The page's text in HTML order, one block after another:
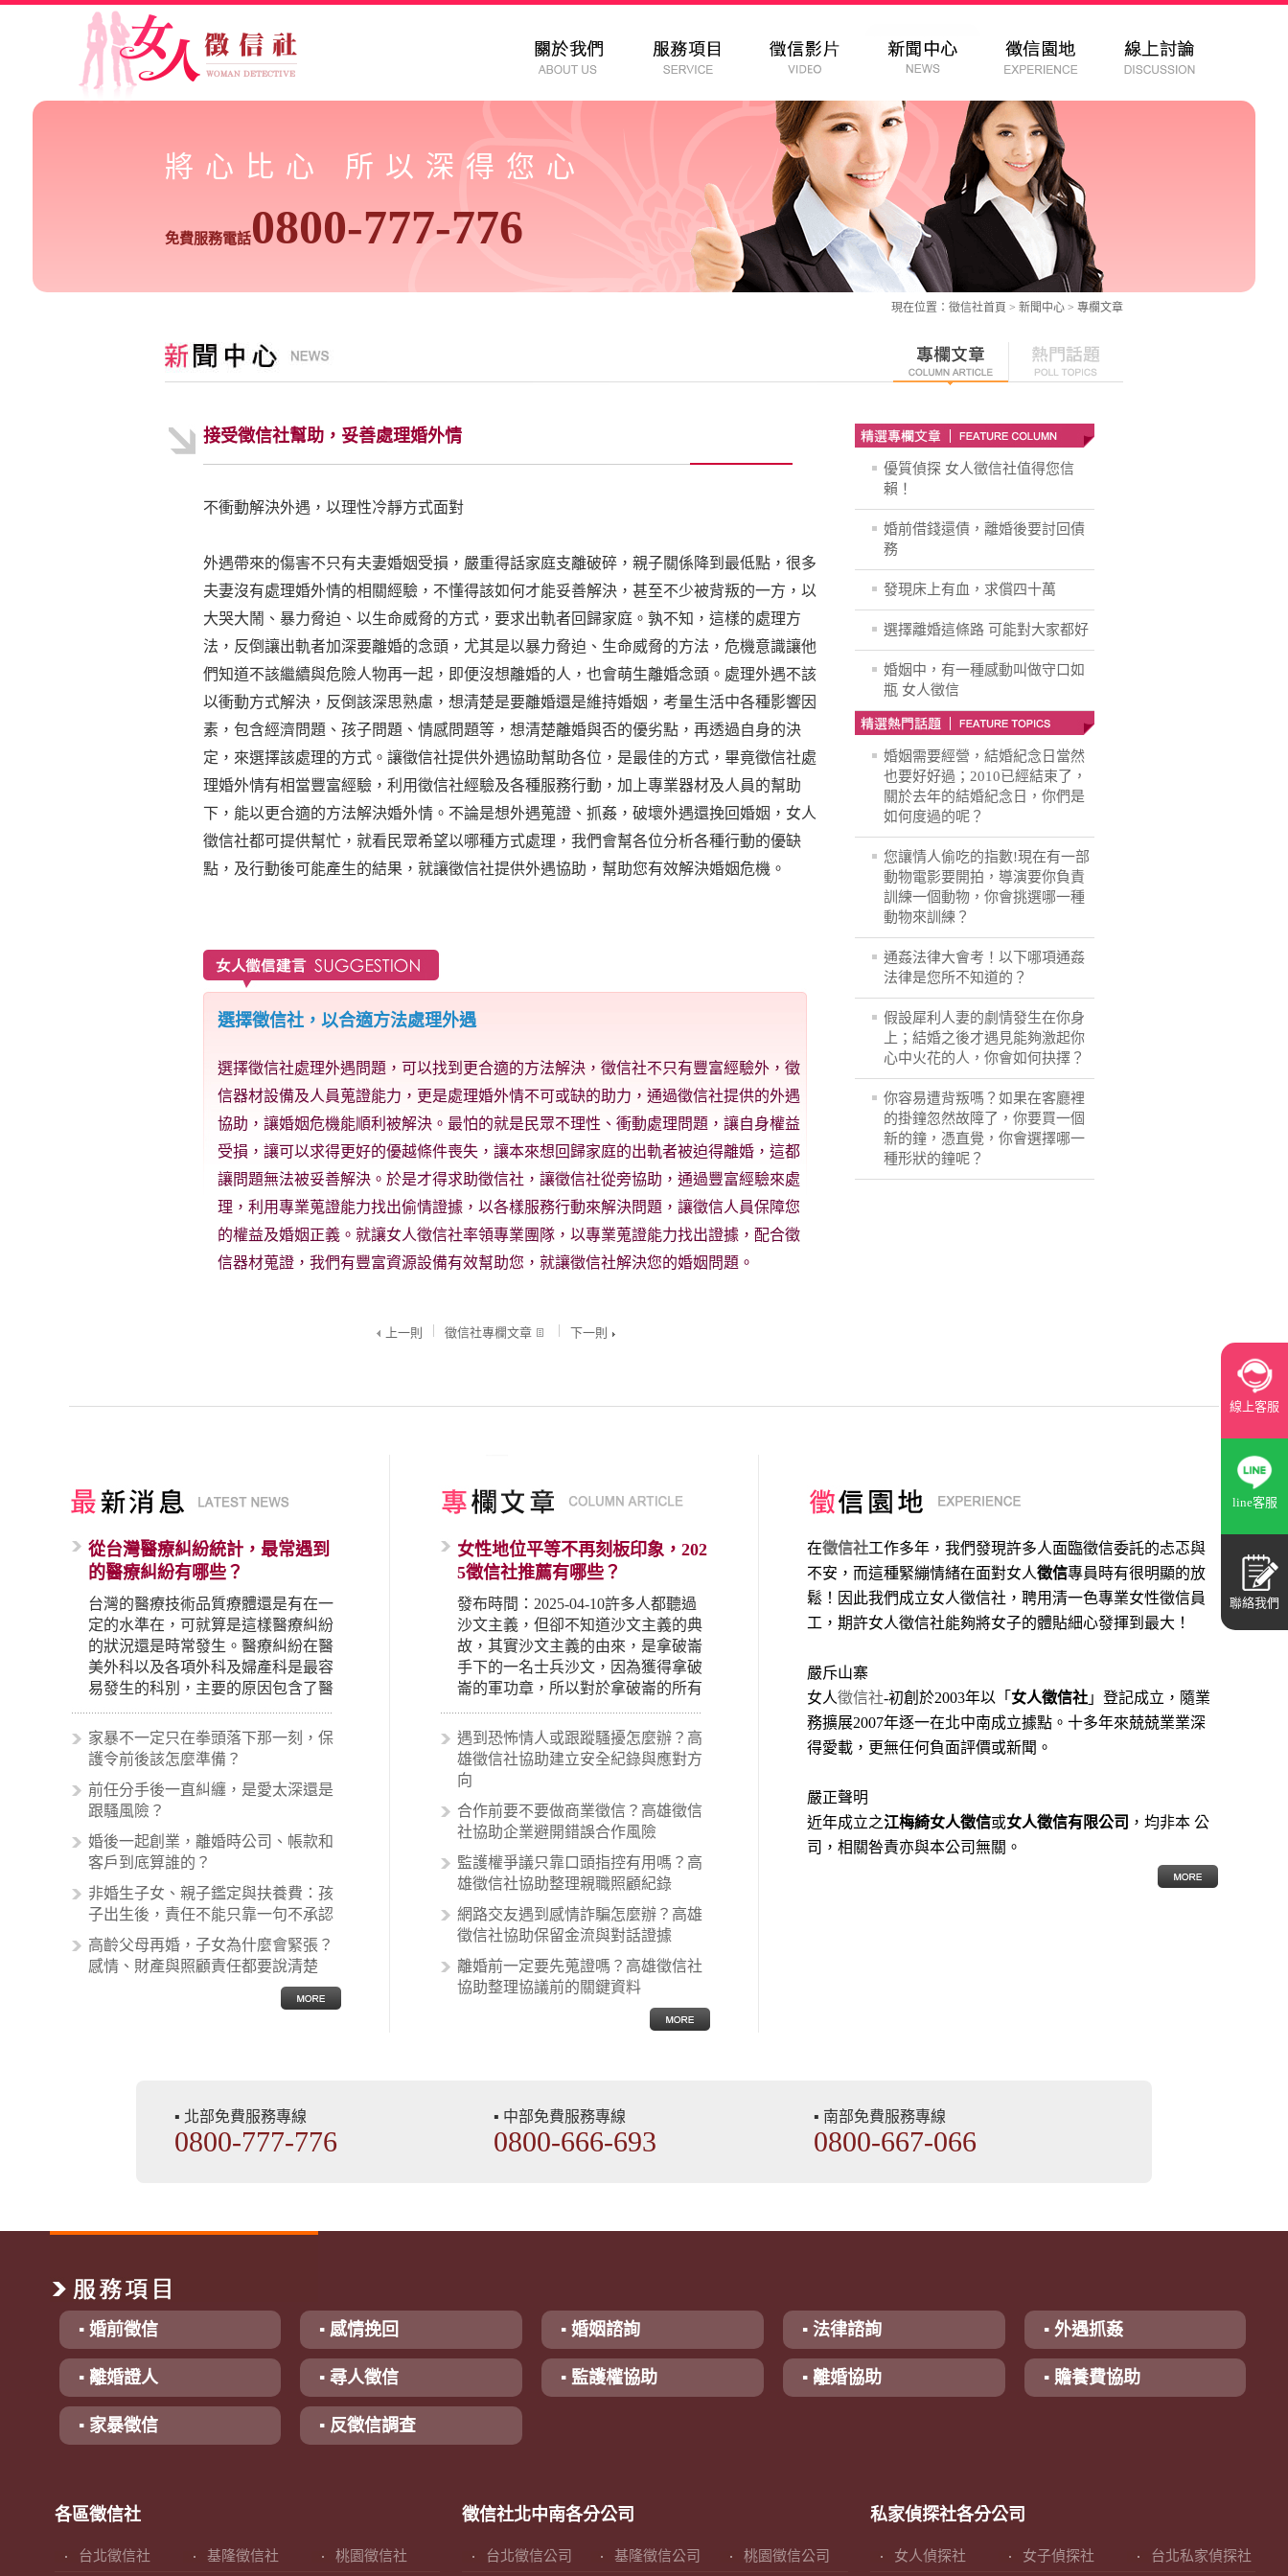
將心比心 所以深得您心
免費服務電話0800-777-776
線上客服
line客服
聯絡我們
現在位置： 徵信社首頁 > 新聞中心 > 專欄文章
接受徵信社幫助，妥善處理婚外情
不衝動解決外遇，以理性冷靜方式面對
外遇帶來的傷害不只有夫妻婚姻受損，嚴重得話家庭支離破碎，親子關係降到最低點，很多
夫妻沒有處理婚外情的相關經驗，不懂得該如何才能妥善解決，甚至不少被背叛的一方，以
大哭大鬧、暴力脅迫、以生命威脅的方式，要求出軌者回歸家庭。孰不知，這樣的處理方
法，反倒讓出軌者加深要離婚的念頭，尤其是以暴力脅迫、生命威脅的方法，危機意識讓他
們知道不該繼續與危險人物再一起，即便沒想離婚的人，也會萌生離婚念頭。處理外遇不該
以衝動方式解決，反倒該深思熟慮，想清楚是要離婚還是維持婚姻，考量生活中各種影響因
素，包含經濟問題、孩子問題、情感問題等，想清楚離婚與否的優劣點，再透過自身的決
定，來選擇該處理的方式。讓徵信社提供外遇協助幫助各位，是最佳的方式，畢竟徵信社處
理婚外情有相當豐富經驗，利用徵信社經驗及各種服務行動，加上專業器材及人員的幫助
下，能以更合適的方法解決婚外情。不論是想外遇蒐證、抓姦，破壞外遇還挽回婚姻，女人
徵信社都可提供幫忙，就看民眾希望以哪種方式處理，我們會幫各位分析各種行動的優缺
點，及行動後可能產生的結果，就讓徵信社提供外遇協助，幫助您有效解決婚姻危機。
選擇徵信社，以合適方法處理外遇
選擇徵信社處理外遇問題，可以找到更合適的方法解決，徵信社不只有豐富經驗外，徵
信器材設備及人員蒐證能力，更是處理婚外情不可或缺的助力，通過徵信社提供的外遇
協助，讓婚姻危機能順利被解決。最怕的就是民眾不理性、衝動處理問題，讓自身權益
受損，讓可以求得更好的優越條件喪失，讓本來想回歸家庭的出軌者被迫得離婚，這都
讓問題無法被妥善解決。於是才得求助徵信社，讓徵信社從旁協助，通過豐富經驗來處
理，利用專業蒐證能力找出偷情證據，以各樣服務行動來解決問題，讓徵信人員保障您
的權益及婚姻正義。就讓女人徵信社率領專業團隊，以專業蒐證能力找出證據，配合徵
信器材蒐證，我們有豐富資源設備有效幫助您，就讓徵信社解決您的婚姻問題。
上一則 徵信社專欄文章 下一則
優質偵探 女人徵信社值得您信
賴！
婚前借錢還債，離婚後要討回債
務
發現床上有血，求償四十萬
選擇離婚這條路 可能對大家都好
婚姻中，有一種感動叫做守口如
瓶 女人徵信
婚姻需要經營，結婚紀念日當然
也要好好過；2010已經結束了，
關於去年的結婚紀念日，你們是
如何度過的呢？
您讓情人偷吃的指數!現在有一部
動物電影要開拍，導演要你負責
訓練一個動物，你會挑選哪一種
動物來訓練？
通姦法律大會考！以下哪項通姦
法律是您所不知道的？
假設犀利人妻的劇情發生在你身
上；結婚之後才遇見能夠激起你
心中火花的人，你會如何抉擇？
你容易遭背叛嗎？如果在客廳裡
的掛鐘忽然故障了，你要買一個
新的鐘，憑直覺，你會選擇哪一
種形狀的鐘呢？
從台灣醫療糾紛統計，最常遇到
的醫療糾紛有哪些？
台灣的醫療技術品質療體還是有在一
定的水準在，可就算是這樣醫療糾紛
的狀況還是時常發生。醫療糾紛在醫
美外科以及各項外科及婦產科是最容
易發生的科別，主要的原因包含了醫
生未盡告知義務、醫療處置疏失、手
術疏失、術後照顧失當、醫療費用的
收取。雖然醫學進步，但醫生與病患
案例中最後都走向訴訟流程，我們如
果不幸遇到相關醫療糾紛時究竟該怎
麼處理呢？醫療糾紛相關的內容其實
非常多，有些案例…
家暴不一定只在拳頭落下那一刻，保
護令前後該怎麼準備？
前任分手後一直糾纏，是愛太深還是
跟騷風險？
婚後一起創業，離婚時公司、帳款和
客戶到底算誰的？
非婚生子女、親子鑑定與扶養費：孩
子出生後，責任不能只靠一句不承認
高齡父母再婚，子女為什麼會緊張？
感情、財產與照顧責任都要說清楚
女性地位平等不再刻板印象，202
5徵信社推薦有哪些？
發布時間：2025-04-10許多人都聽過
沙文主義，但卻不知道沙文主義的典
故，其實沙文主義的由來，是拿破崙
手下的一名士兵沙文，因為獲得拿破
崙的軍功章，所以對於拿破崙的所有
事蹟和政策產生狂熱崇拜，形成偏執
的狀況，所以沙文主義後來就被拿來
暗指偏見和歧視，而且有沙文主義傾
向的人，通常對於自己的國家和民族
國家的人，所以沙文主義也廣泛應用
在種族歧視的說法，甚至還出現了男
性沙文…
遇到恐怖情人或跟蹤騷擾怎麼辦？高
雄徵信社協助建立安全紀錄與應對方
向
合作前要不要做商業徵信？高雄徵信
社協助企業避開錯誤合作風險
監護權爭議只靠口頭指控有用嗎？高
雄徵信社協助整理親職照顧紀錄
網路交友遇到感情詐騙怎麼辦？高雄
徵信社協助保留金流與對話證據
離婚前一定要先蒐證嗎？高雄徵信社
協助整理協議前的關鍵資料
在徵信社工作多年，我們發現許多人面臨徵信委託的忐忑與
不安，而這種緊繃情緒在面對女人徵信專員時有很明顯的放
鬆！因此我們成立女人徵信社，聘用清一色專業女性徵信員
工，期許女人徵信社能夠將女子的體貼細心發揮到最大 ！
嚴斥山寨
女人徵信社-初創於2003年以「 女人徵信社 」登記成立，隨業
務擴展2007年逐一在北中南成立據點。十多年來兢兢業業深
得愛載，更無任何負面評價或新聞。
嚴正聲明
近年成立之江梅綺女人徵信或女人徵信有限公司 ，均非本 公
司，相關咎責亦與本公司無關。
▪ 北部免費服務專線
0800-777-776
▪ 中部免費服務專線
0800-666-693
▪ 南部免費服務專線
0800-667-066
▪ 婚前徵信 ▪ 感情挽回 ▪ 婚姻諮詢 ▪ 法律諮詢 ▪ 外遇抓姦
▪ 離婚證人 ▪ 尋人徵信 ▪ 監護權協助 ▪ 離婚協助 ▪ 贍養費協助
▪ 家暴徵信 ▪ 反徵信調查
各區徵信社
台北徵信社 基隆徵信社 桃園徵信社
徵信社北中南各分公司
台北徵信公司 基隆徵信公司 桃園徵信公司
私家偵探社各分公司
女人偵探社 女子偵探社 台北私家偵探社